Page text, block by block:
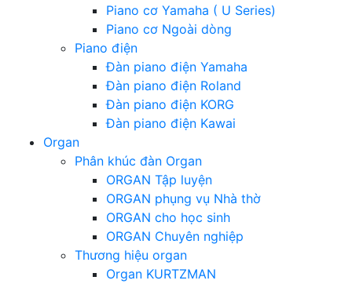
Piano cơ Yamaha ( U Series)
Piano cơ Ngoài dòng
Piano điện
Đàn piano điện Yamaha
Đàn piano điện Roland
Đàn piano điện KORG
Đàn piano điện Kawai
Organ
Phân khúc đàn Organ
ORGAN Tập luyện
ORGAN phụng vụ Nhà thờ
ORGAN cho học sinh
ORGAN Chuyên nghiệp
Thương hiệu organ
Organ KURTZMAN